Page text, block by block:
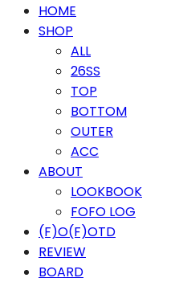
HOME
SHOP
ALL
26SS
TOP
BOTTOM
OUTER
ACC
ABOUT
LOOKBOOK
FOFO LOG
(F)O(F)OTD
REVIEW
BOARD